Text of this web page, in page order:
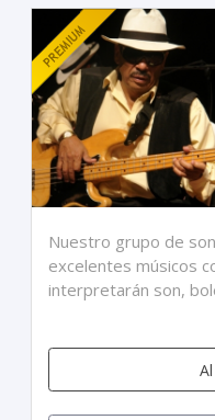
Nuestro grupo de
excelentes músicos
interpretarán son,